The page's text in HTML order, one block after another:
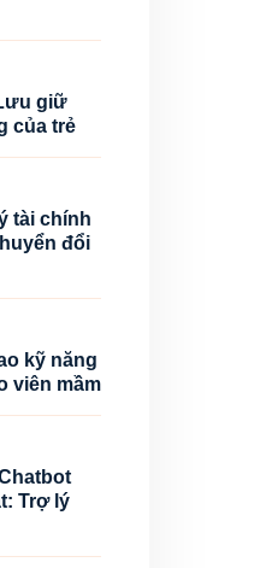
giữ
của trẻ
tài chính
đổi
kỹ năng
viên mầm
Trợ lý